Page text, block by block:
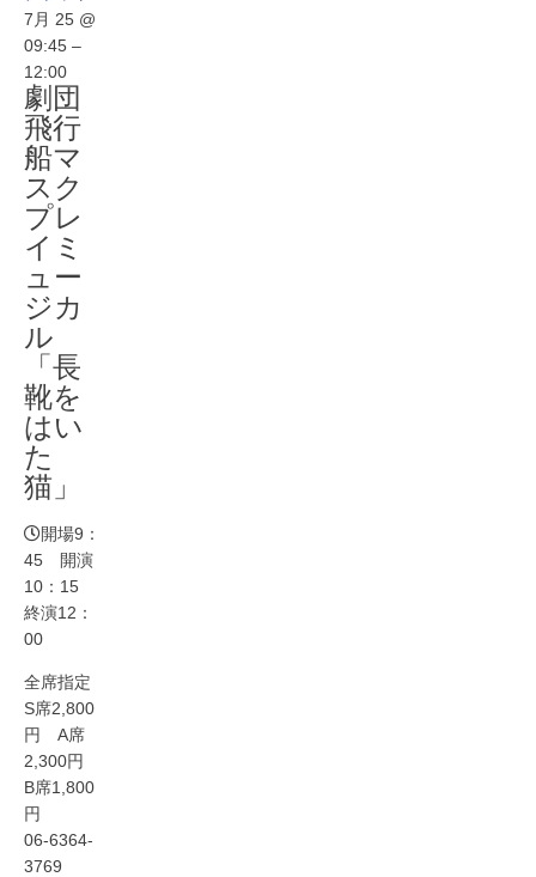
7月 25 @
09:45 –
12:00
劇団
飛行
船マ
スク
プレ
イミ
ュー
ジカ
ル
「長
靴を
はい
た
猫」
開場9：
45 開演
10：15
終演12：
00
全席指定
S席2,800
円 A席
2,300円
B席1,800
円
06-6364-
3769